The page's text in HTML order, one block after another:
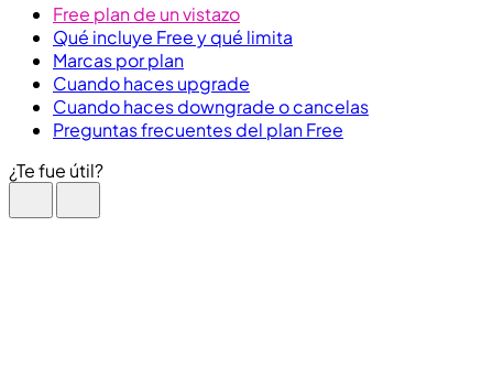
Free plan de un vistazo
Qué incluye Free y qué limita
Marcas por plan
Cuando haces upgrade
Cuando haces downgrade o cancelas
Preguntas frecuentes del plan Free
¿Te fue útil?